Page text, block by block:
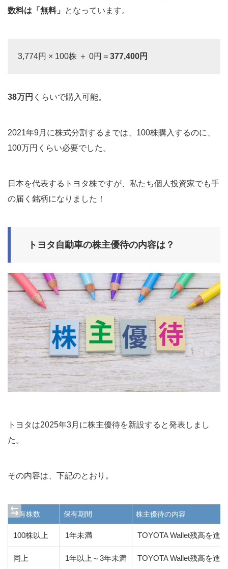
数料は「無料」
となっています。
3,774円 × 100株 ＋ 0円＝ 377,400円
38万円 くらいで購入可能。
2021年9月に株式分割するまでは、100株購入するのに、
100万円くらい必要でした。
日本を代表するトヨタ株ですが、私たち個人投資家でも手
の届く銘柄になりました！
トヨタ自動車の株主優待の内容は？
トヨタは2025年3月に株主優待を新設すると発表しまし
た。
その内容は、下記のとおり。
保有株数 保有期間 株主優待の内容
100株以上 1年未満 TOYOTA Wallet残高を進
同上 1年以上～3年未満 TOYOTA Wallet残高を進